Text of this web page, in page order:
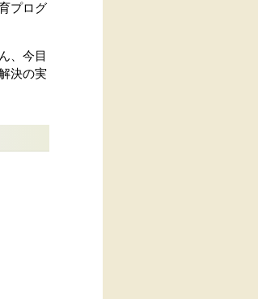
プログ
、今目
決の実